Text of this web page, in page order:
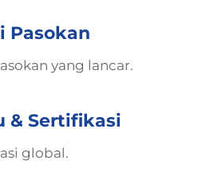
Pasokan
yang lancar.
& Sertifikasi
global.